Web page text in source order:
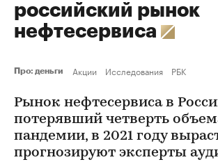
российский рынок
нефтесервиса
Про: деньги Акции Исследования РБК
Рынок нефтесервиса в
потерявший четверть
пандемии, в 2021 году
прогнозируют эксперты